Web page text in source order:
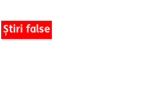
Știri false